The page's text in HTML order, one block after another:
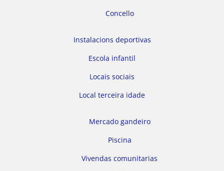
Concello
Instalacions deportivas
Escola infantil
Locais sociais
Local terceira idade
Mercado gandeiro
Piscina
Vivendas comunitarias